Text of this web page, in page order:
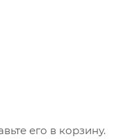
его в корзину.